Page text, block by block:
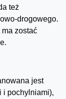
też
drogowego.
ma zostać
jest
i pochylniami),